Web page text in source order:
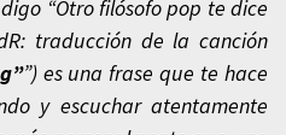
“Otro filósofo pop te dice
traducción de la canción
”) es una frase que te hace
y escuchar atentamente